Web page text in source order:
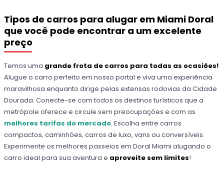
Tipos de carros para alugar em Miami Doral
que você pode encontrar a um excelente
preço
Temos uma grande frota de carros para todas as ocasiões!
Alugue o carro perfeito em nosso portal e viva uma experiência
maravilhosa enquanto dirige pelas extensas rodovias da Cidade
Dourada. Conecte-se com todos os destinos turísticos que a
metrópole oferece e circule sem preocupações e com as
melhores tarifas do mercado. Escolha entre carros
compactos, caminhões, carros de luxo, vans ou conversíveis.
Experimente os melhores passeios em Doral Miami alugando o
carro ideal para sua aventura e aproveite sem limites!